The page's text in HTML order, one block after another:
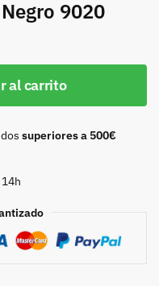
9020
al carrito
superiores a 500€